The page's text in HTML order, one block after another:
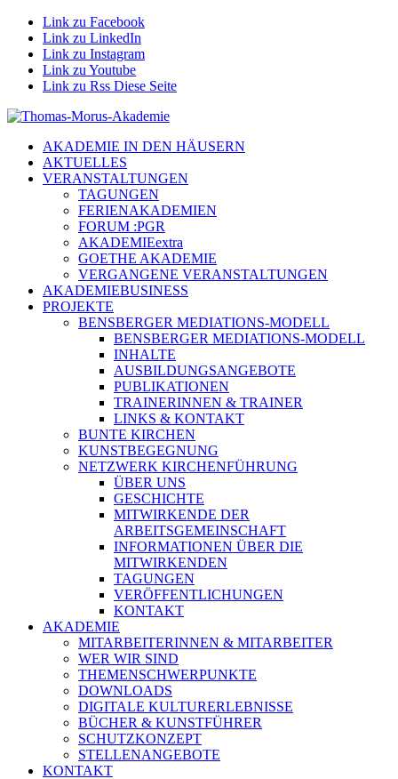
Link zu Facebook
Link zu LinkedIn
Link zu Instagram
Link zu Youtube
Link zu Rss Diese Seite
AKADEMIE IN DEN HÄUSERN
AKTUELLES
VERANSTALTUNGEN
TAGUNGEN
FERIENAKADEMIEN
FORUM :PGR
AKADEMIEextra
GOETHE AKADEMIE
VERGANGENE VERANSTALTUNGEN
AKADEMIEBUSINESS
PROJEKTE
BENSBERGER MEDIATIONS-MODELL
BENSBERGER MEDIATIONS-MODELL
INHALTE
AUSBILDUNGSANGEBOTE
PUBLIKATIONEN
TRAINERINNEN & TRAINER
LINKS & KONTAKT
BUNTE KIRCHEN
KUNSTBEGEGNUNG
NETZWERK KIRCHENFÜHRUNG
ÜBER UNS
GESCHICHTE
MITWIRKENDE DER
ARBEITSGEMEINSCHAFT
INFORMATIONEN ÜBER DIE
MITWIRKENDEN
TAGUNGEN
VERÖFFENTLICHUNGEN
KONTAKT
AKADEMIE
MITARBEITERINNEN & MITARBEITER
WER WIR SIND
THEMENSCHWERPUNKTE
DOWNLOADS
DIGITALE KULTURERLEBNISSE
BÜCHER & KUNSTFÜHRER
SCHUTZKONZEPT
STELLENANGEBOTE
KONTAKT